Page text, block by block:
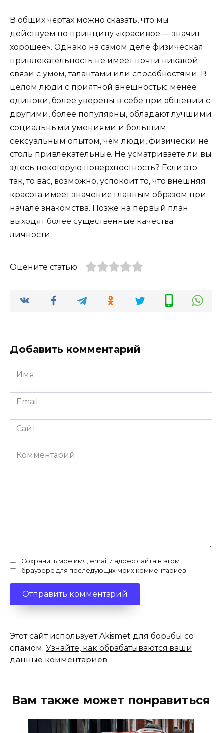
В общих чертах можно сказать, что мы
действуем по принципу «красивое — значит
хорошее». Однако на самом деле физическая
привлекательность не имеет почти никакой
связи с умом, талантами или способностями. В
целом люди с приятной внешностью менее
одиноки, более уверены в себе при общении с
другими, более популярны, обладают лучшими
социальными умениями и большим
сексуальным опытом, чем люди, физически не
столь привлекательные. Не усматриваете ли вы
здесь некоторую поверхностность? Если это
так, то вас, возможно, успокоит то, что внешняя
красота имеет значение главным образом при
начале знакомства. Позже на первый план
выходят более существенные качества
личности.
Оцените статью
Добавить комментарий
Имя
*
Email
*
Сайт
Комментарий
Сохранить моё имя, email и адрес сайта в этом
браузере для последующих моих комментариев.
Этот сайт использует Akismet для борьбы со
спамом. Узнайте, как обрабатываются ваши
данные комментариев.
Вам также может понравиться